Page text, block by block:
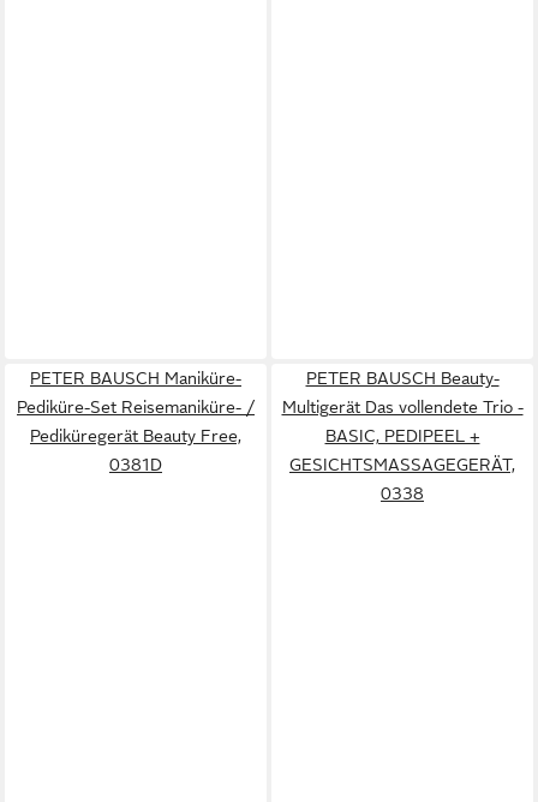
PETER BAUSCH Maniküre-
Pediküre-Set Reisemaniküre- /
Pediküregerät Beauty Free,
0381D
PETER BAUSCH Beauty-
Multigerät Das vollendete Trio -
BASIC, PEDIPEEL +
GESICHTSMASSAGEGERÄT,
0338